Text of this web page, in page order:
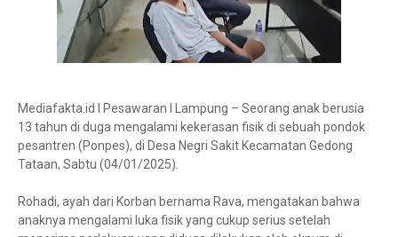
Mediafakta.id l Pesawaran l Lampung – Seorang anak berusia
13 tahun di duga mengalami kekerasan fisik di sebuah pondok
pesantren (Ponpes), di Desa Negri Sakit Kecamatan Gedong
Tataan, Sabtu (04/01/2025).
Rohadi, ayah dari Korban bernama Rava, mengatakan bahwa
anaknya mengalami luka fisik yang cukup serius setelah